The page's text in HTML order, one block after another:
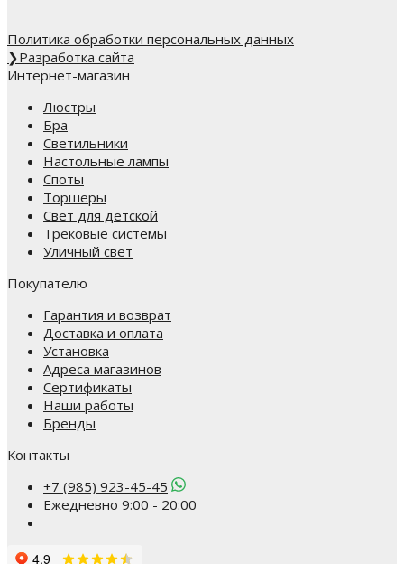
Политика обработки персональных данных
❯Разработка сайта
Интернет-магазин
Люстры
Бра
Светильники
Настольные лампы
Споты
Торшеры
Свет для детской
Трековые системы
Уличный свет
Покупателю
Гарантия и возврат
Доставка и оплата
Установка
Адреса магазинов
Сертификаты
Наши работы
Бренды
Контакты
+7 (985) 923-45-45
Ежедневно 9:00 - 20:00